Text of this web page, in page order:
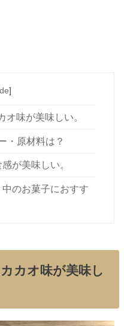
]
オ味が美味しい。
・原材料は？
が美味しい。
のお菓子におすす
カオ味が美味し